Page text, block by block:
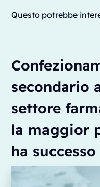
Questo potrebbe
secondario
settore
la maggior
ha